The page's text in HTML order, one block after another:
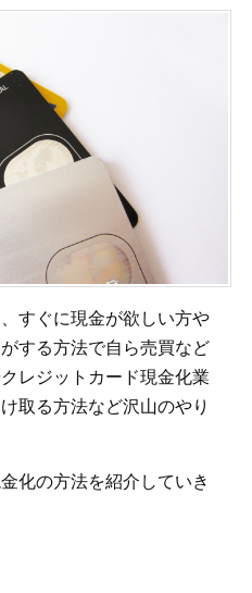
すぐに現金が欲しい方や
する方法で自ら売買など
レジットカード現金化業
取る方法など沢山のやり
化の方法を紹介していき